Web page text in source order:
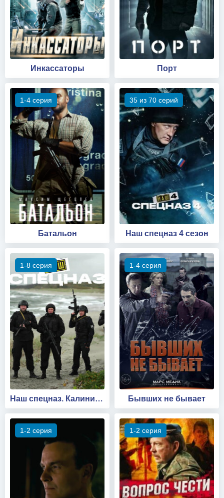
Инкассаторы Порт
1-4 серия
Батальон
35 из 70 серий
Наш спецназ 4 сезон
1-8 серия
Наш спецназ. Калининград
1-4 серия
Бывших не бывает
1-2 серия 1-2 серия